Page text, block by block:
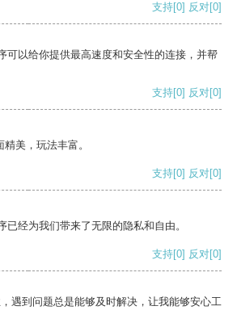
支持[0] 反对[0]
可以给你提供最高速度和安全性的连接，并帮
支持[0] 反对[0]
美，玩法丰富。
支持[0] 反对[0]
经为我们带来了无限的隐私和自由。
支持[0] 反对[0]
遇到问题总是能够及时解决，让我能够安心工